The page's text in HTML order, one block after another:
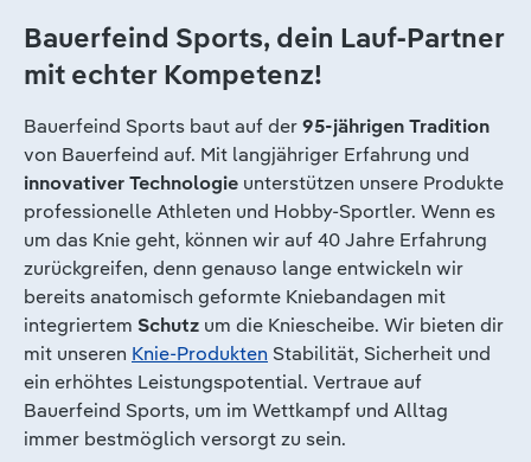
Bauerfeind Sports, dein Lauf-Partner
mit echter Kompetenz!
Bauerfeind Sports baut auf der95-jährigen Tradition
von Bauerfeind auf. Mit langjähriger Erfahrung und
innovativer Technologie unterstützen unsere Produkte
professionelle Athleten und Hobby-Sportler. Wenn es
um das Knie geht, können wir auf 40 Jahre Erfahrung
zurückgreifen, denn genauso lange entwickeln wir
bereits anatomisch geformte Kniebandagen mit
integriertem Schutz um die Kniescheibe. Wir bieten dir
mit unseren Knie-Produkten Stabilität, Sicherheit und
ein erhöhtes Leistungspotential. Vertraue auf
Bauerfeind Sports, um im Wettkampf und Alltag
immer bestmöglich versorgt zu sein.